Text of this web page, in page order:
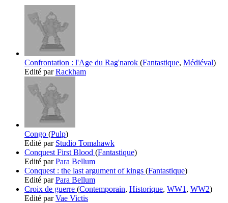
Confrontation : l'Age du Rag'narok (Fantastique, Médiéval)
Edité parRackham
Congo (Pulp)
Edité par Studio Tomahawk
Conquest First Blood (Fantastique)
Edité parPara Bellum
Conquest : the last argument of kings (Fantastique)
Edité parPara Bellum
Croix de guerre (Contemporain, Historique, WW1 , WW2)
Edité parVae Victis